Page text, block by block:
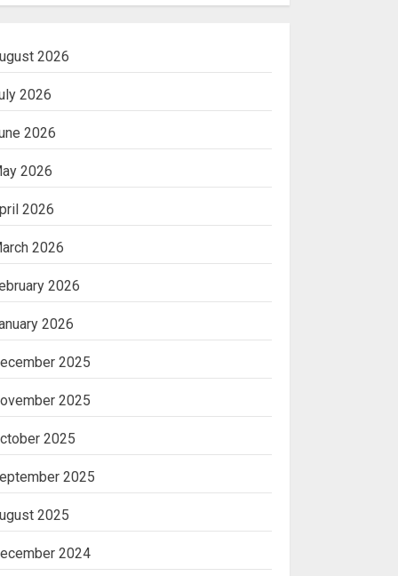
2026
2026
2026
2026
2026
2026
2026
2026
2025
2025
2025
2025
2025
2024